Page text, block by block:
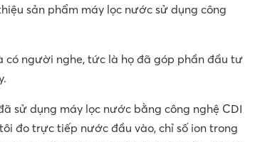
sản phẩm máy lọc nước sử dụng công
có người nghe, tức là họ đã góp phần đầu tư
sử dụng máy lọc nước bằng công nghệ CDI
đo trực tiếp nước đầu vào, chỉ số ion trong